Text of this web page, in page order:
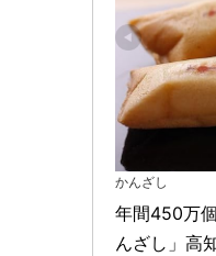
かんざし
年間450万
んざし」高